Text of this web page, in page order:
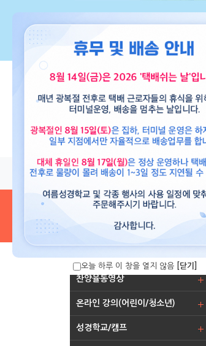
교재 도서
찬양율동영상
온라인 강의(어린이/청소년)
성경학교/캠프
오늘 하루 이 창을 열지 않음 [닫기]